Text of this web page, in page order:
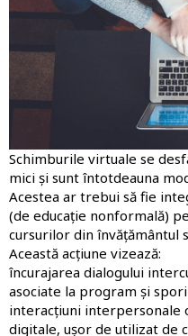
Schimburile virtuale se
mici și sunt întotdeauna
Acestea ar trebui să fie
(de educație nonformală)
cursurilor din învățământul
Această acțiune vizează:
încurajarea dialogului
asociate la program și
interacțiuni interpersonale
digitale, ușor de utilizat de